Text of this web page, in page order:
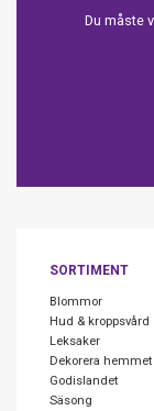
Du måste
SORTIMENT
Blommor
Hud & kroppsvård
Leksaker
Dekorera hemmet
Godislandet
Säsong